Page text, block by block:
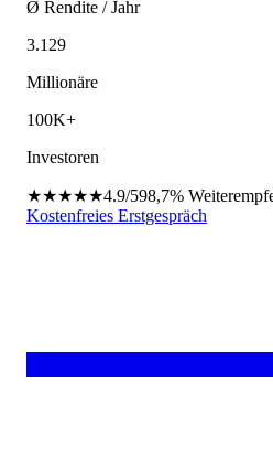
Ø Rendite / Jahr
3.129
Millionäre
100K+
Investoren
★★★★★4.9/598,7%
Kostenfreies Erstgespräch